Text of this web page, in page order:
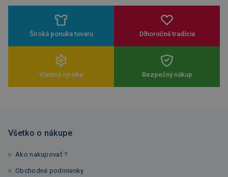
Široká ponuka tovaru Dlhoročná tradícia
Vlastná výroba Bezpečný nákup
Všetko o nákupe
Ako nakupovať ?
Obchodné podmienky